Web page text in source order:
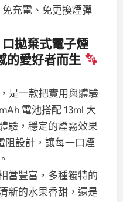
充電、免更換煙彈
拋棄式電子煙
愛好者而生
是一款把實用與體驗
電池搭配 13ml 大
驗，穩定的煙霧效果
阻設計，讓每一口煙
當豐富，多種獨特的
新的水果香甜，還是